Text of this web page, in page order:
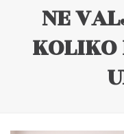
NE
KOLIKO